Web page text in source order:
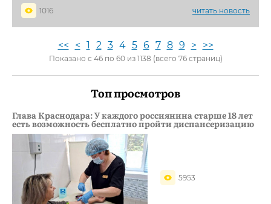
1016
читать новость
<< < 1 2 3 4 5 6 7 8 9 > >>
Показано с 46 по 60 из 1138 (всего 76 страниц)
Топ просмотров
Глава Краснодара: У каждого россиянина старше 18 лет
есть возможность бесплатно пройти диспансеризацию
5953